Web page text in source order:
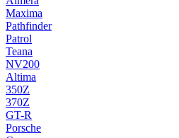
Maxima
Pathfinder
Patrol
Teana
NV200
Altima
350Z
370Z
GT-R
Porsche